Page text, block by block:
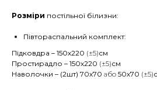
Розміри постільної білизни:
Півтораспальний комплект:
Підковдра – 150х220 (±5)см
Простирадло – 150х220 (±5)см
Наволочки – (2шт) 70х70 або 50х70 (±5)